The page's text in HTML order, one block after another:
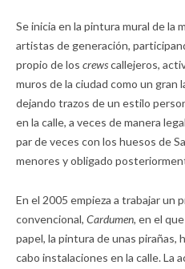
Se inicia en la pintura mural de la
artistas de generación,
propio de los crewscallejeros,
muros de la ciudad como un gran
dejando trazos de un estilo
en la calle, a veces de manera
par de veces con los huesos de
menores y obligado
En el 2005 empieza a trabajar un
convencional, Cardumen, en el
papel, la pintura de unas pirañas,
cabo instalaciones en la calle. La